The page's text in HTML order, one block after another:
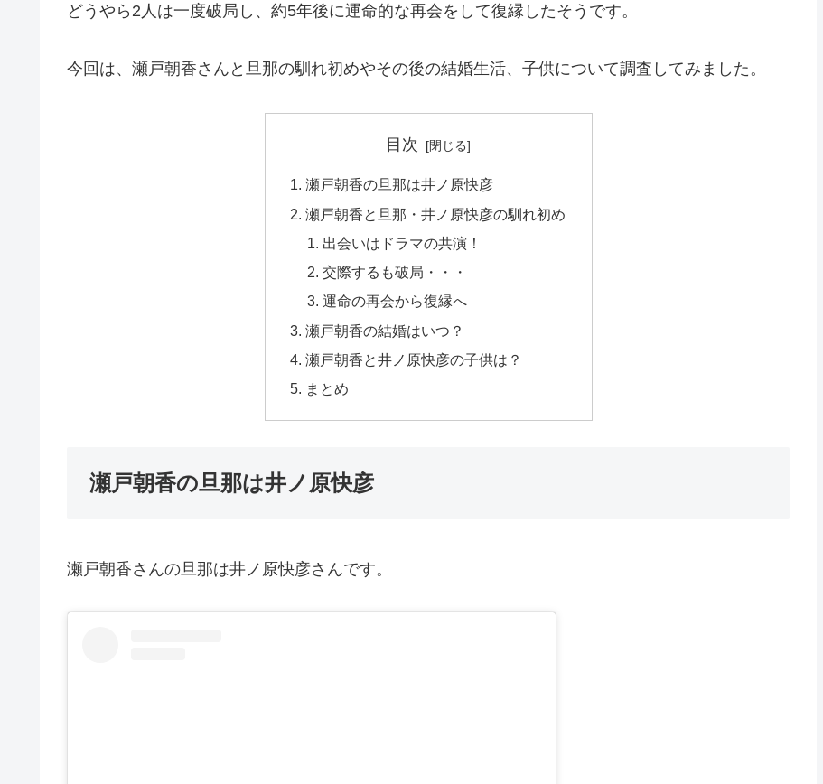
どうやら2人は一度破局し、約5年後に運命的な再会をして復縁したそうです。
今回は、瀬戸朝香さんと旦那の馴れ初めやその後の結婚生活、子供について調査してみました。
目次
瀬戸朝香の旦那は井ノ原快彦
瀬戸朝香と旦那・井ノ原快彦の馴れ初め
出会いはドラマの共演！
交際するも破局・・・
運命の再会から復縁へ
瀬戸朝香の結婚はいつ？
瀬戸朝香と井ノ原快彦の子供は？
まとめ
瀬戸朝香の旦那は井ノ原快彦
瀬戸朝香さんの旦那は井ノ原快彦さんです。